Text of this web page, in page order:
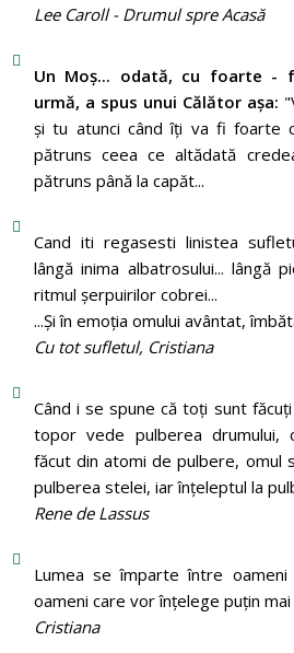
Lee Caroll - Drumul spre Acasă
Un Moş... odată, cu foarte -
urmă, a spus unui Călător aşa:
şi tu atunci când îţi va fi foarte
pătruns ceea ce altădată
pătruns până la capăt...
Cand iti regasesti linistea
lângă inima albatrosului... lângă
ritmul şerpuirilor cobrei...
...Şi în emoţia omului avântat,
Cu tot sufletul, Cristiana
Când i se spune că toți sunt
topor vede pulberea drumului,
făcut din atomi de pulbere, omul
pulberea stelei, iar înțeleptul la
Rene de Lassus
Lumea se împarte între
oameni care vor înțelege puțin
Cristiana